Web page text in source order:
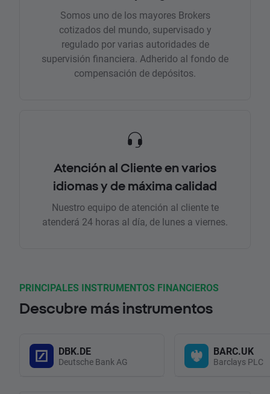
Somos uno de los mayores Brokers
cotizados del mundo, supervisado y
regulado por varias autoridades de
supervisión financiera. Adherido al fondo de
compensación de depósitos.
Atención al Cliente en varios
idiomas y de máxima calidad
Nuestro equipo de atención al cliente te
atenderá 24 horas al día, de lunes a viernes.
PRINCIPALES INSTRUMENTOS FINANCIEROS
Descubre más instrumentos
DBK.DE
Deutsche Bank AG
BARC.UK
Barclays PLC